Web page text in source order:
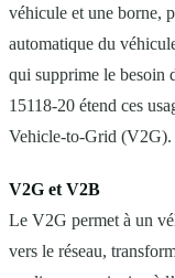
véhicule et une borne,
automatique du
qui supprime le besoin
15118-20 étend ces
Vehicle-to-Grid (V2G).
V2G et V2B
Le V2G permet à un
vers le réseau,